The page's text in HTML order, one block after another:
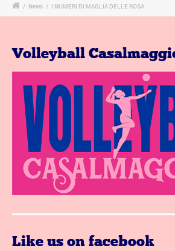
/ News / I NUMERI DI MAGLIA DELLE ROSA
Volleyball
Like us on facebook